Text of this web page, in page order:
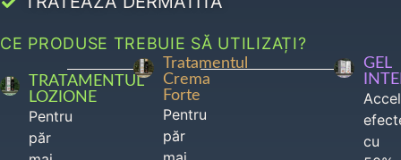
CE PRODUSE TREBUIE SĂ UTILIZAȚI?
TRATAMENTUL
LOZIONE
Pentru
păr
Tratamentul
Crema
Forte
Pentru
păr
GEL
cu